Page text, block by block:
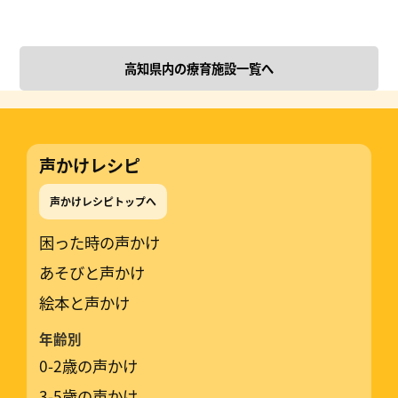
高知県内の療育施設一覧へ
声かけレシピ
声かけレシピトップへ
困った時の声かけ
あそびと声かけ
絵本と声かけ
年齢別
0-2歳の声かけ